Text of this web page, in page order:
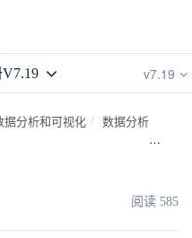
据分析和可视化 数据分析
阅读 585
v7.19